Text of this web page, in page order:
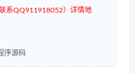
系QQ911918052）详情地
序源码